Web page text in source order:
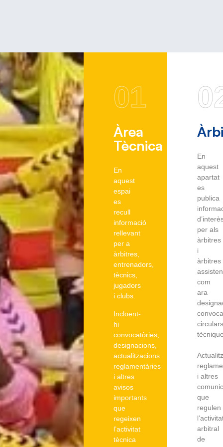
01
Àrea
Tècnica
En
aquest
espai
es
recull
informació
rellevant
per a
àrbitres,
entrenadors,
tècnics,
jugadors
i clubs.
Incloent-
hi
convocatòries,
designacions,
actualitzacions
reglamentàries
i altres
avisos
importants
que
regeixen
l’activitat
tècnica
En
aquest
apartat
es
publica
per als
àrbitres
i
àrbitres
com
ara
circulars
i altres
que
regulen
arbitral
de